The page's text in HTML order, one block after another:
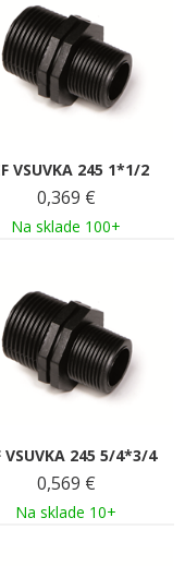
VSUVKA 245 1*1/2
0,369 €
Na sklade 100+
VSUVKA 245 5/4*3/4
0,569 €
Na sklade 10+